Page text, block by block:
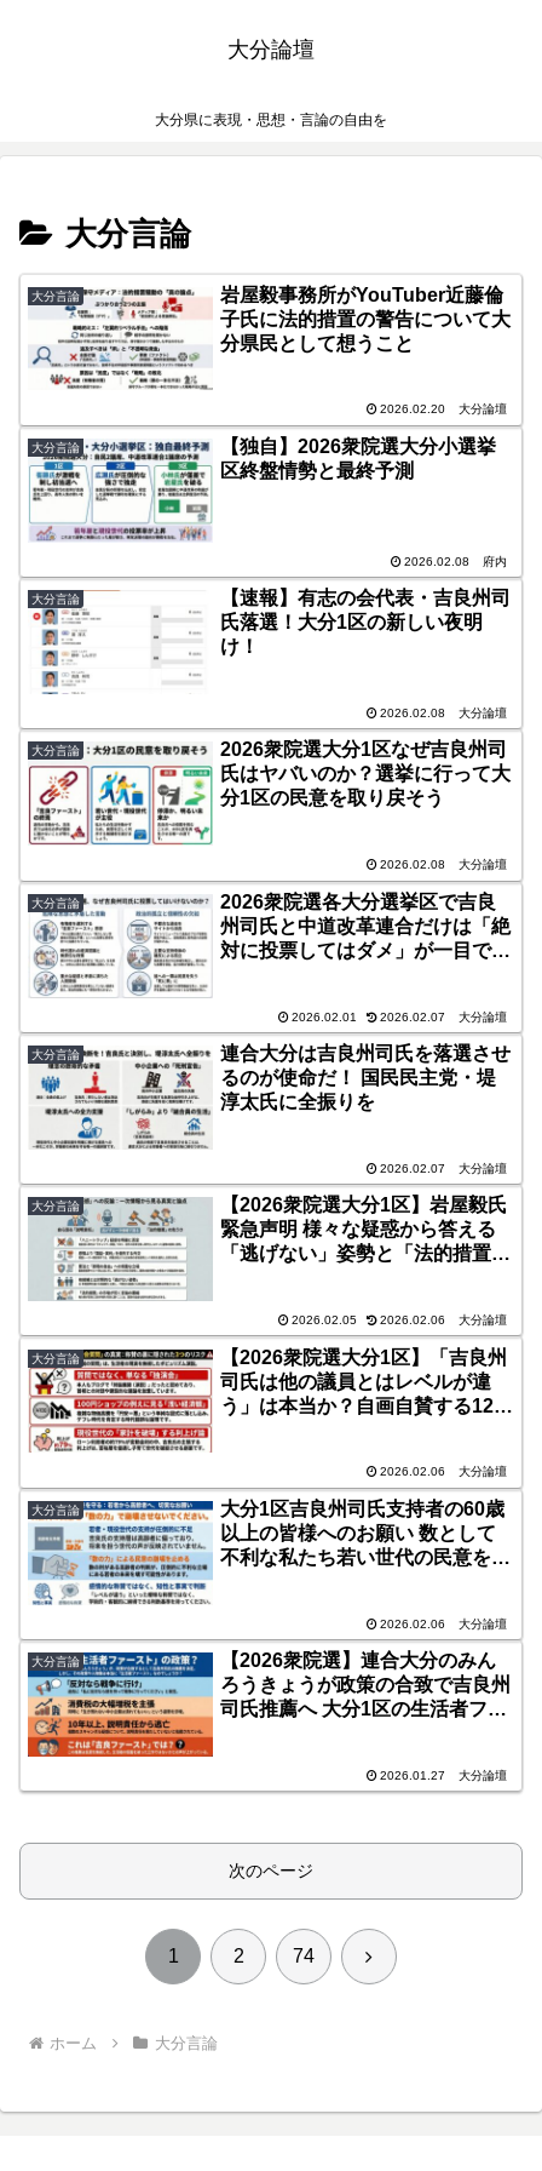
大分論壇
大分県に表現・思想・言論の自由を
大分言論
大分言論
岩屋毅事務所がYouTuber近藤倫
子氏に法的措置の警告について大
分県民として想うこと
2026.02.20 大分論壇
大分言論
【独自】2026衆院選大分小選挙
区終盤情勢と最終予測
2026.02.08 府内
大分言論
【速報】有志の会代表・吉良州司
氏落選！大分1区の新しい夜明
け！
2026.02.08 大分論壇
大分言論
2026衆院選大分1区なぜ吉良州司
氏はヤバいのか？選挙に行って大
分1区の民意を取り戻そう
2026.02.08 大分論壇
大分言論
2026衆院選各大分選挙区で吉良
州司氏と中道改革連合だけは「絶
対に投票してはダメ」が一目でわ
2026.02.01 2026.02.07 大分論壇
大分言論
連合大分は吉良州司氏を落選させ
るのが使命だ！ 国民民主党・堤
淳太氏に全振りを
2026.02.07 大分論壇
大分言論
【2026衆院選大分1区】岩屋毅氏
緊急声明 様々な疑惑から答える
「逃げない」姿勢と「法的措置」
2026.02.05 2026.02.06 大分論壇
大分言論
【2026衆院選大分1区】「吉良州
司氏は他の議員とはレベルが違
う」は本当か？自画自賛する12月
2026.02.06 大分論壇
大分言論
大分1区吉良州司氏支持者の60歳
以上の皆様へのお願い 数として
不利な私たち若い世代の民意をい
2026.02.06 大分論壇
大分言論
【2026衆院選】連合大分のみん
ろうきょうが政策の合致で吉良州
司氏推薦へ 大分1区の生活者ファ
2026.01.27 大分論壇
次のページ
1 2 74 次
ホーム 大分言論